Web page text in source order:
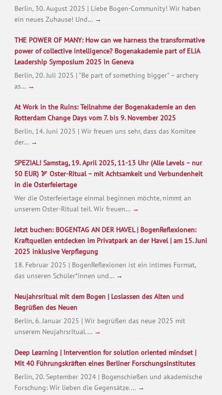
Berlin, 30. August 2025 | Liebe Bogen-Community! Wir haben
ein neues Zuhause! Und… →
THE POWER OF MANY: How can we harness the transformative
power of collective intelligence? Bogenakademie part of ELIA
Leadership Symposium 2025 in Geneva
Berlin, 20. Juli 2025 | "Be part of something bigger" – archery
as… →
At Work in the Ruins: Teilnahme der Bogenakademie an den
Rotterdam Change Days vom 7. bis 9. November 2025
Berlin, 14. Juni 2025 | Wir freuen uns sehr, dass das Komitee
der… →
SPEZIAL! Samstag, 19. April 2025, 11-13 Uhr (Alle Levels – nur
50 EUR) 🏹 Oster-Ritual – mit Achtsamkeit und Verbundenheit
in die Osterfeiertage
Wer die Osterfeiertage einmal beginnen möchte, nimmt an
unserem Oster-Ritual teil. Wir freuen… →
Jetzt buchen: BOGENTAG AN DER HAVEL | BogenReflexionen:
Kraftquellen entdecken im Privatpark an der Havel | am 15. Juni
2025 inklusive Verpflegung
18. Februar 2025 | BogenReflexionen ist ein intimes Format,
das unseren Schüler*innen und… →
Neujahrsritual mit dem Bogen | Loslassen des Alten und
Begrüßen des Neuen
Berlin, 6. Januar 2025 | Wir begrüßen das neue 2025 mit
unserem Neujahrsritual.… →
Deep Learning | Intervention for solution oriented mindset |
Mit 40 Führungskräften eines Berliner Forschungsinstitutes
Berlin, 20. September 2024 | Bogenschießen und akademische
Forschung: Wir lieben die Gegensätze.… →